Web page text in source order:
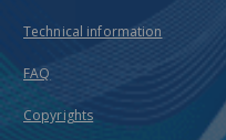
Technical information
FAQ
Copyrights